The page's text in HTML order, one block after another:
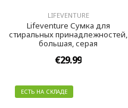
LIFEVENTURE
Lifeventure Сумка для
стиральных принадлежностей,
большая, серая
€29.99
ЕСТЬ НА СКЛАДЕ